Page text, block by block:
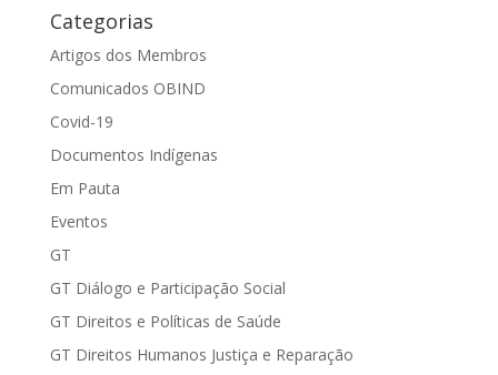
Categorias
Artigos dos Membros
Comunicados OBIND
Covid-19
Documentos Indígenas
Em Pauta
Eventos
GT
GT Diálogo e Participação Social
GT Direitos e Políticas de Saúde
GT Direitos Humanos Justiça e Reparação